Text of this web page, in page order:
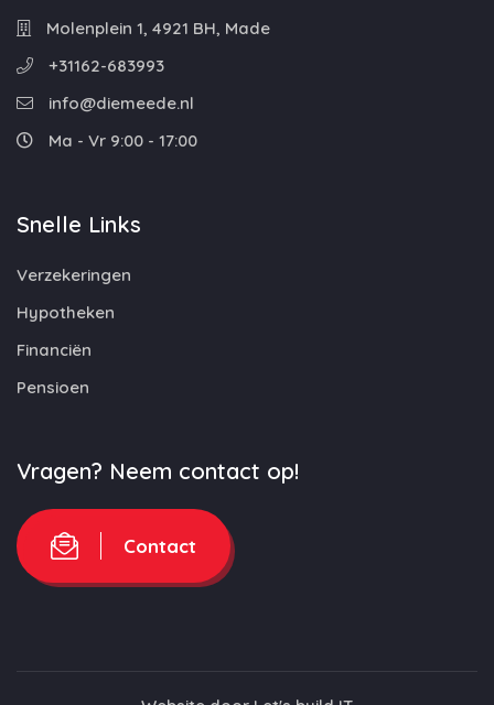
Molenplein 1, 4921 BH, Made
+31162-683993
info@diemeede.nl
Ma - Vr 9:00 - 17:00
Snelle Links
Verzekeringen
Hypotheken
Financiën
Pensioen
Vragen? Neem contact op!
Contact